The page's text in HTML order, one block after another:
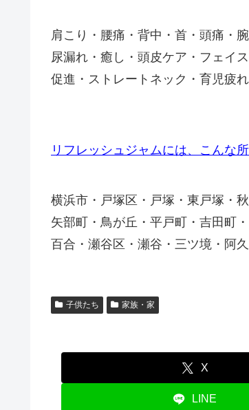
肩こり・腰痛・背中・首・頭痛・
尿漏れ・癒し・頭皮ケア・フェイ
促進・ストレートネック・育児疲
リフレッシュジャムには、こんな
横浜市・戸塚区・戸塚・東戸塚・
矢部町・鳥が丘・平戸町・吉田町
百合・瀬谷区・瀬谷・三ツ境・阿
子供たち 家族・家
X
LINE